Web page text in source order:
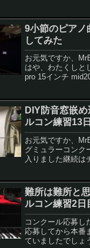
した。でも、良い
た。ロールピアノ
9小節のピアノ
してみた
お元気ですか、
はや、わたくしと
pro 15インチ
のピアノ曲を作曲
DIY防音窓嵌
ルコン練習13
お元気ですか、
グミュラーコンク
入りました継続は
ら朝練ｓのスター
分、右手練習...
難所は難所と
ルコン練習2日
コンクール応募し
応募してから本番
ていましたでしょ